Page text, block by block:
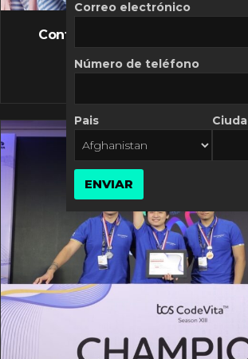
FLASH NEWS
Controversia de Mercado Libre
10 MARZO, 2026
Correo electrónico
Número de teléfono
Pais
ENVIAR